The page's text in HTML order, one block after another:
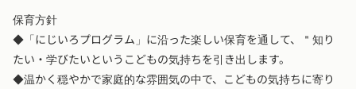
保育方針
◆「にじいろプログラム」に沿った楽しい保育を通して、＂知り
たい・学びたいというこどもの気持ちを引き出します。
◆温かく穏やかで家庭的な雰囲気の中で、こどもの気持ちに寄り